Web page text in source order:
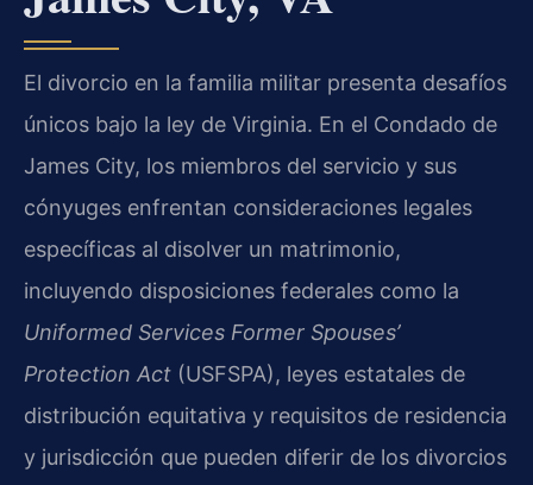
El divorcio en la familia militar presenta desafíos
únicos bajo la ley de Virginia. En el Condado de
James City, los miembros del servicio y sus
cónyuges enfrentan consideraciones legales
específicas al disolver un matrimonio,
incluyendo disposiciones federales como la
Uniformed Services Former Spouses’
Protection Act (USFSPA), leyes estatales de
distribución equitativa y requisitos de residencia
y jurisdicción que pueden diferir de los divorcios